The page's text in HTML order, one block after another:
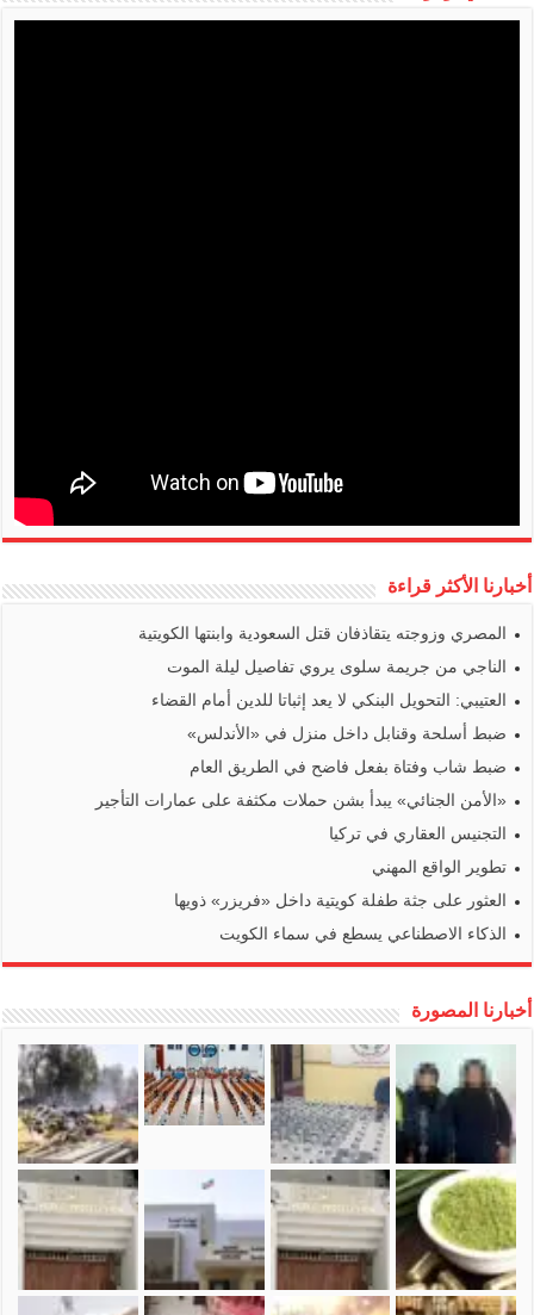
أخبارنا الأكثر قراءة
المصري وزوجته يتقاذفان قتل السعودية وابنتها الكويتية
الناجي من جريمة سلوى يروي تفاصيل ليلة الموت
العتيبي: التحويل البنكي لا يعد إثباتا للدين أمام القضاء
ضبط أسلحة وقنابل داخل منزل في «الأندلس»
ضبط شاب وفتاة بفعل فاضح في الطريق العام
«الأمن الجنائي» يبدأ بشن حملات مكثفة على عمارات التأجير
التجنيس العقاري في تركيا
تطوير الواقع المهني
العثور على جثة طفلة كويتية داخل «فريزر» ذويها
الذكاء الاصطناعي يسطع في سماء الكويت
أخبارنا المصورة